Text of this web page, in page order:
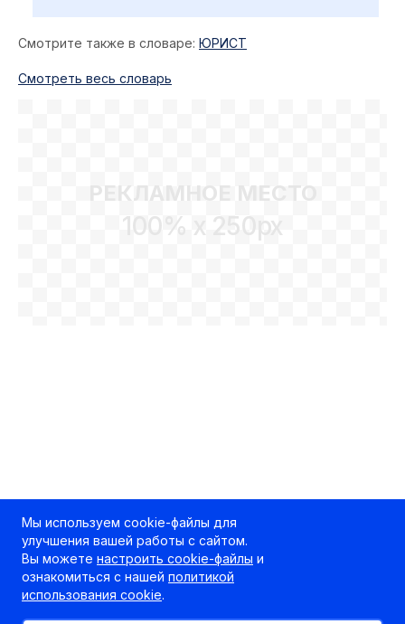
Смотрите также в словаре: ЮРИСТ
Cмотреть весь словарь
РЕКЛАМНОЕ МЕСТО
100% x 250px
Мы используем cookie-файлы для
улучшения вашей работы с сайтом.
Вы можете настроить cookie-файлы и
ознакомиться с нашей политикой
использования cookie.